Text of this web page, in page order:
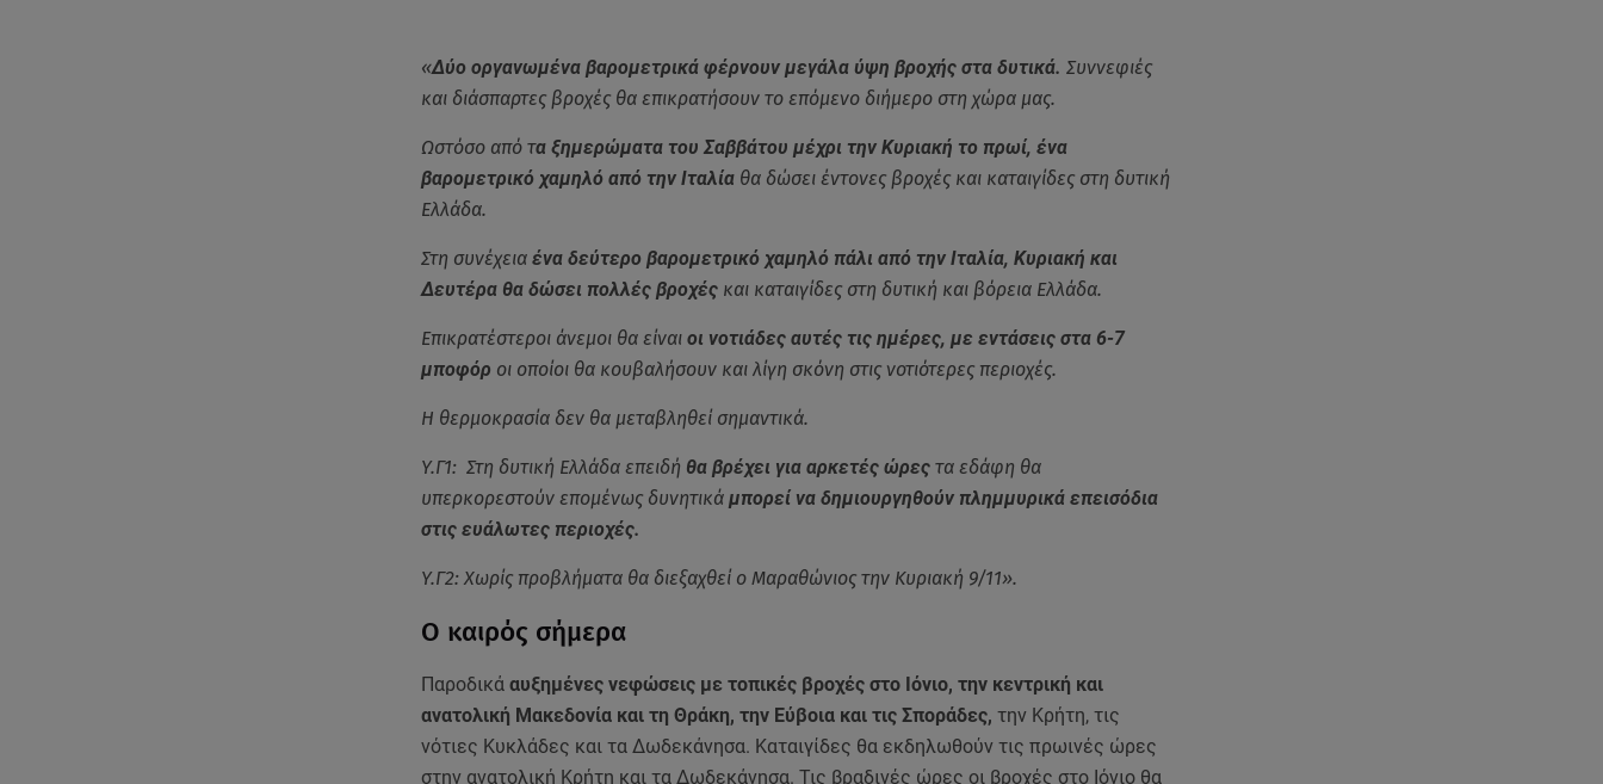
«Δύο οργανωμένα βαρομετρικά φέρνουν μεγάλα ύψη βροχής στα δυτικά. Συννεφιές
και διάσπαρτες βροχές θα επικρατήσουν το επόμενο διήμερο στη χώρα μας.
Ωστόσο από τα ξημερώματα του Σαββάτου μέχρι την Κυριακή το πρωί, ένα
βαρομετρικό χαμηλό από την Ιταλία θα δώσει έντονες βροχές και καταιγίδες στη δυτική
Ελλάδα.
Στη συνέχεια ένα δεύτερο βαρομετρικό χαμηλό πάλι από την Ιταλία, Κυριακή και
Δευτέρα θα δώσει πολλές βροχέςκαι καταιγίδες στη δυτική και βόρεια Ελλάδα.
Επικρατέστεροι άνεμοι θα είναιοι νοτιάδες αυτές τις ημέρες, με εντάσεις στα 6-7
μποφόρ οι οποίοι θα κουβαλήσουν και λίγη σκόνη στις νοτιότερες περιοχές.
Η θερμοκρασία δεν θα μεταβληθεί σημαντικά.
Υ.Γ1: Στη δυτική Ελλάδα επειδή θα βρέχει για αρκετές ώρες τα εδάφη θα
υπερκορεστούν επομένως δυνητικά μπορεί να δημιουργηθούν πλημμυρικά επεισόδια
στις ευάλωτες περιοχές.
Υ.Γ2: Χωρίς προβλήματα θα διεξαχθεί ο Μαραθώνιος την Κυριακή 9/11».
Ο καιρός σήμερα
Παροδικά αυξημένες νεφώσεις με τοπικές βροχές στο Ιόνιο, την κεντρική και
ανατολική Μακεδονία και τη Θράκη, την Εύβοια και τις Σποράδες, την Κρήτη, τις
νότιες Κυκλάδες και τα Δωδεκάνησα. Καταιγίδες θα εκδηλωθούν τις πρωινές ώρες
στην ανατολική Κρήτη και τα Δωδεκάνησα. Τις βραδινές ώρες οι βροχές στο Ιόνιο θα